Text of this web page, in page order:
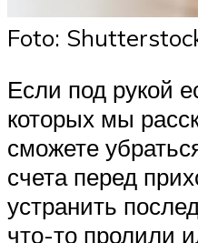
Foto:
Если под рукой
которых мы
сможете
счета перед
устранить
что-то пролили